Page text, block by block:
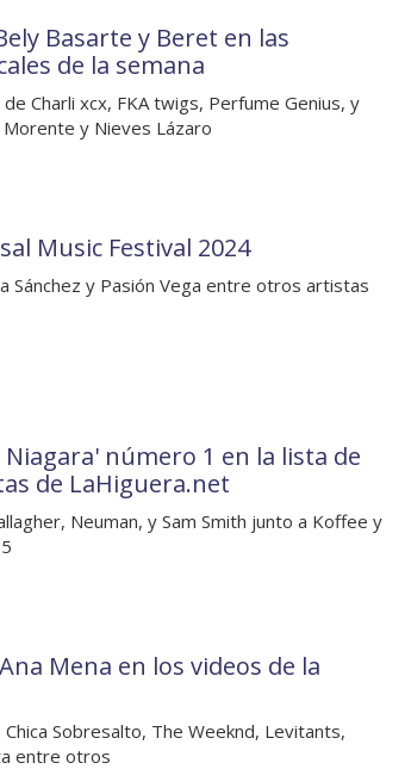
Basarte y Beret en las
de la semana
Charli xcx, FKA twigs, Perfume Genius, y
Morente y Nieves Lázaro
Music Festival 2024
Sánchez y Pasión Vega entre otros artistas
Niagara' número 1 en la lista de
de LaHiguera.net
Neuman, y Sam Smith junto a Koffee y
Mena en los videos de la
Sobresalto, The Weeknd, Levitants,
entre otros